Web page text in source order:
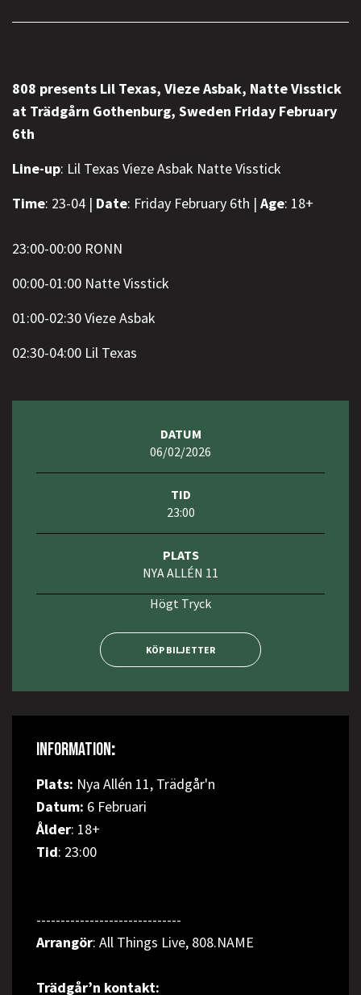
808 presents Lil Texas, Vieze Asbak, Natte Visstick
at Trädgårn Gothenburg, Sweden Friday February
6th
Line-up: Lil Texas Vieze Asbak Natte Visstick
Time: 23-04 | Date: Friday February 6th | Age: 18+
23:00-00:00 RONN
00:00-01:00 Natte Visstick
01:00-02:30 Vieze Asbak
02:30-04:00 Lil Texas
DATUM
06/02/2026
TID
23:00
PLATS
NYA ALLÉN 11
Högt Tryck
KÖP BILJETTER
INFORMATION:
Plats: Nya Allén 11, Trädgår'n
Datum: 6 Februari
Ålder: 18+
Tid: 23:00
------------------------------
Arrangör: All Things Live, 808.NAME
Trädgår’n kontakt: